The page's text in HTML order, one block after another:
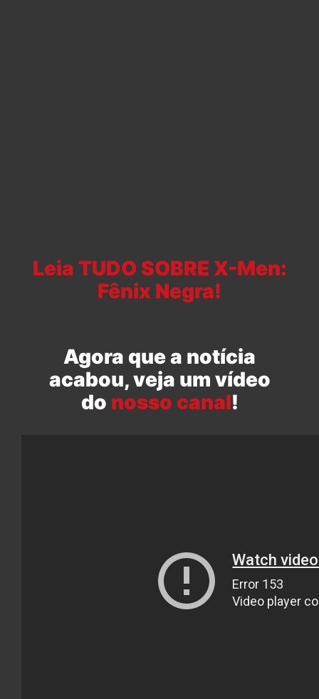
Leia TUDO SOBRE X-Men:
Fênix Negra!
Agora que a notícia
acabou, veja um vídeo
do nosso canal!